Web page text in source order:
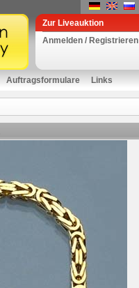
Zur Liveauktion
Anmelden / Registrieren
Auftragsformulare Links